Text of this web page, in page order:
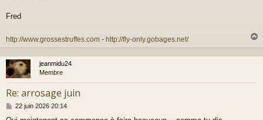
Fred
http://www.grossestruffes.com - http://fly-only.gobages.net/
u
jeanmidu24
Membre
Re: arrosage juin
M
22 juin 2026 20:14